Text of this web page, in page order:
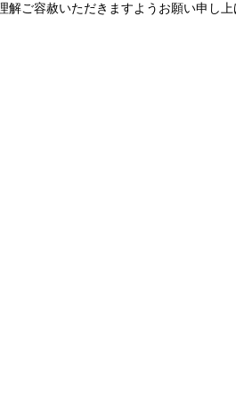
解ご容赦いただきますようお願い申し上